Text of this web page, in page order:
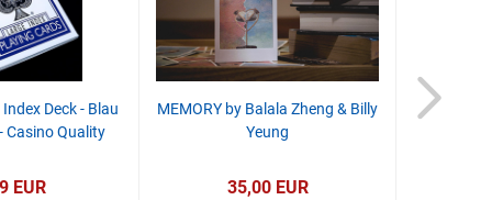
Deck - Blau
Casino Quality
EUR
MEMORY by Balala Zheng & Billy
Yeung
35,00 EUR